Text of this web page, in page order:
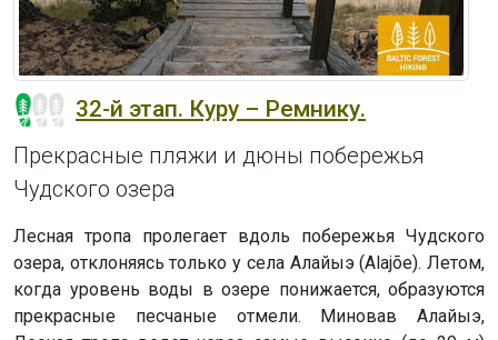
32-й этап. Куру – Ремнику.
Прекрасные пляжи и дюны побережья
Чудского озера
Лесная тропа пролегает вдоль побережья Чудского
озера, отклоняясь только у села Алайыэ (Alajõe). Летом,
когда уровень воды в озере понижается, образуются
прекрасные песчаные отмели. Миновав Алайыэ,